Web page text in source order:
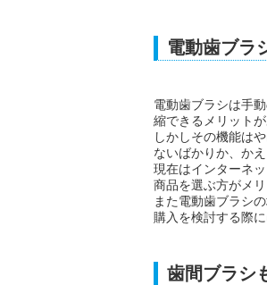
電動歯ブラ
電動歯ブラシは手
縮できるメリットが
しかしその機能は
ないばかりか、か
現在はインターネ
商品を選ぶ方がメ
また電動歯ブラシ
購入を検討する際
歯間ブラシ